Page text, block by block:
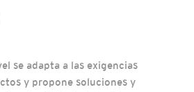
se adapta a las exigencias
y propone soluciones y